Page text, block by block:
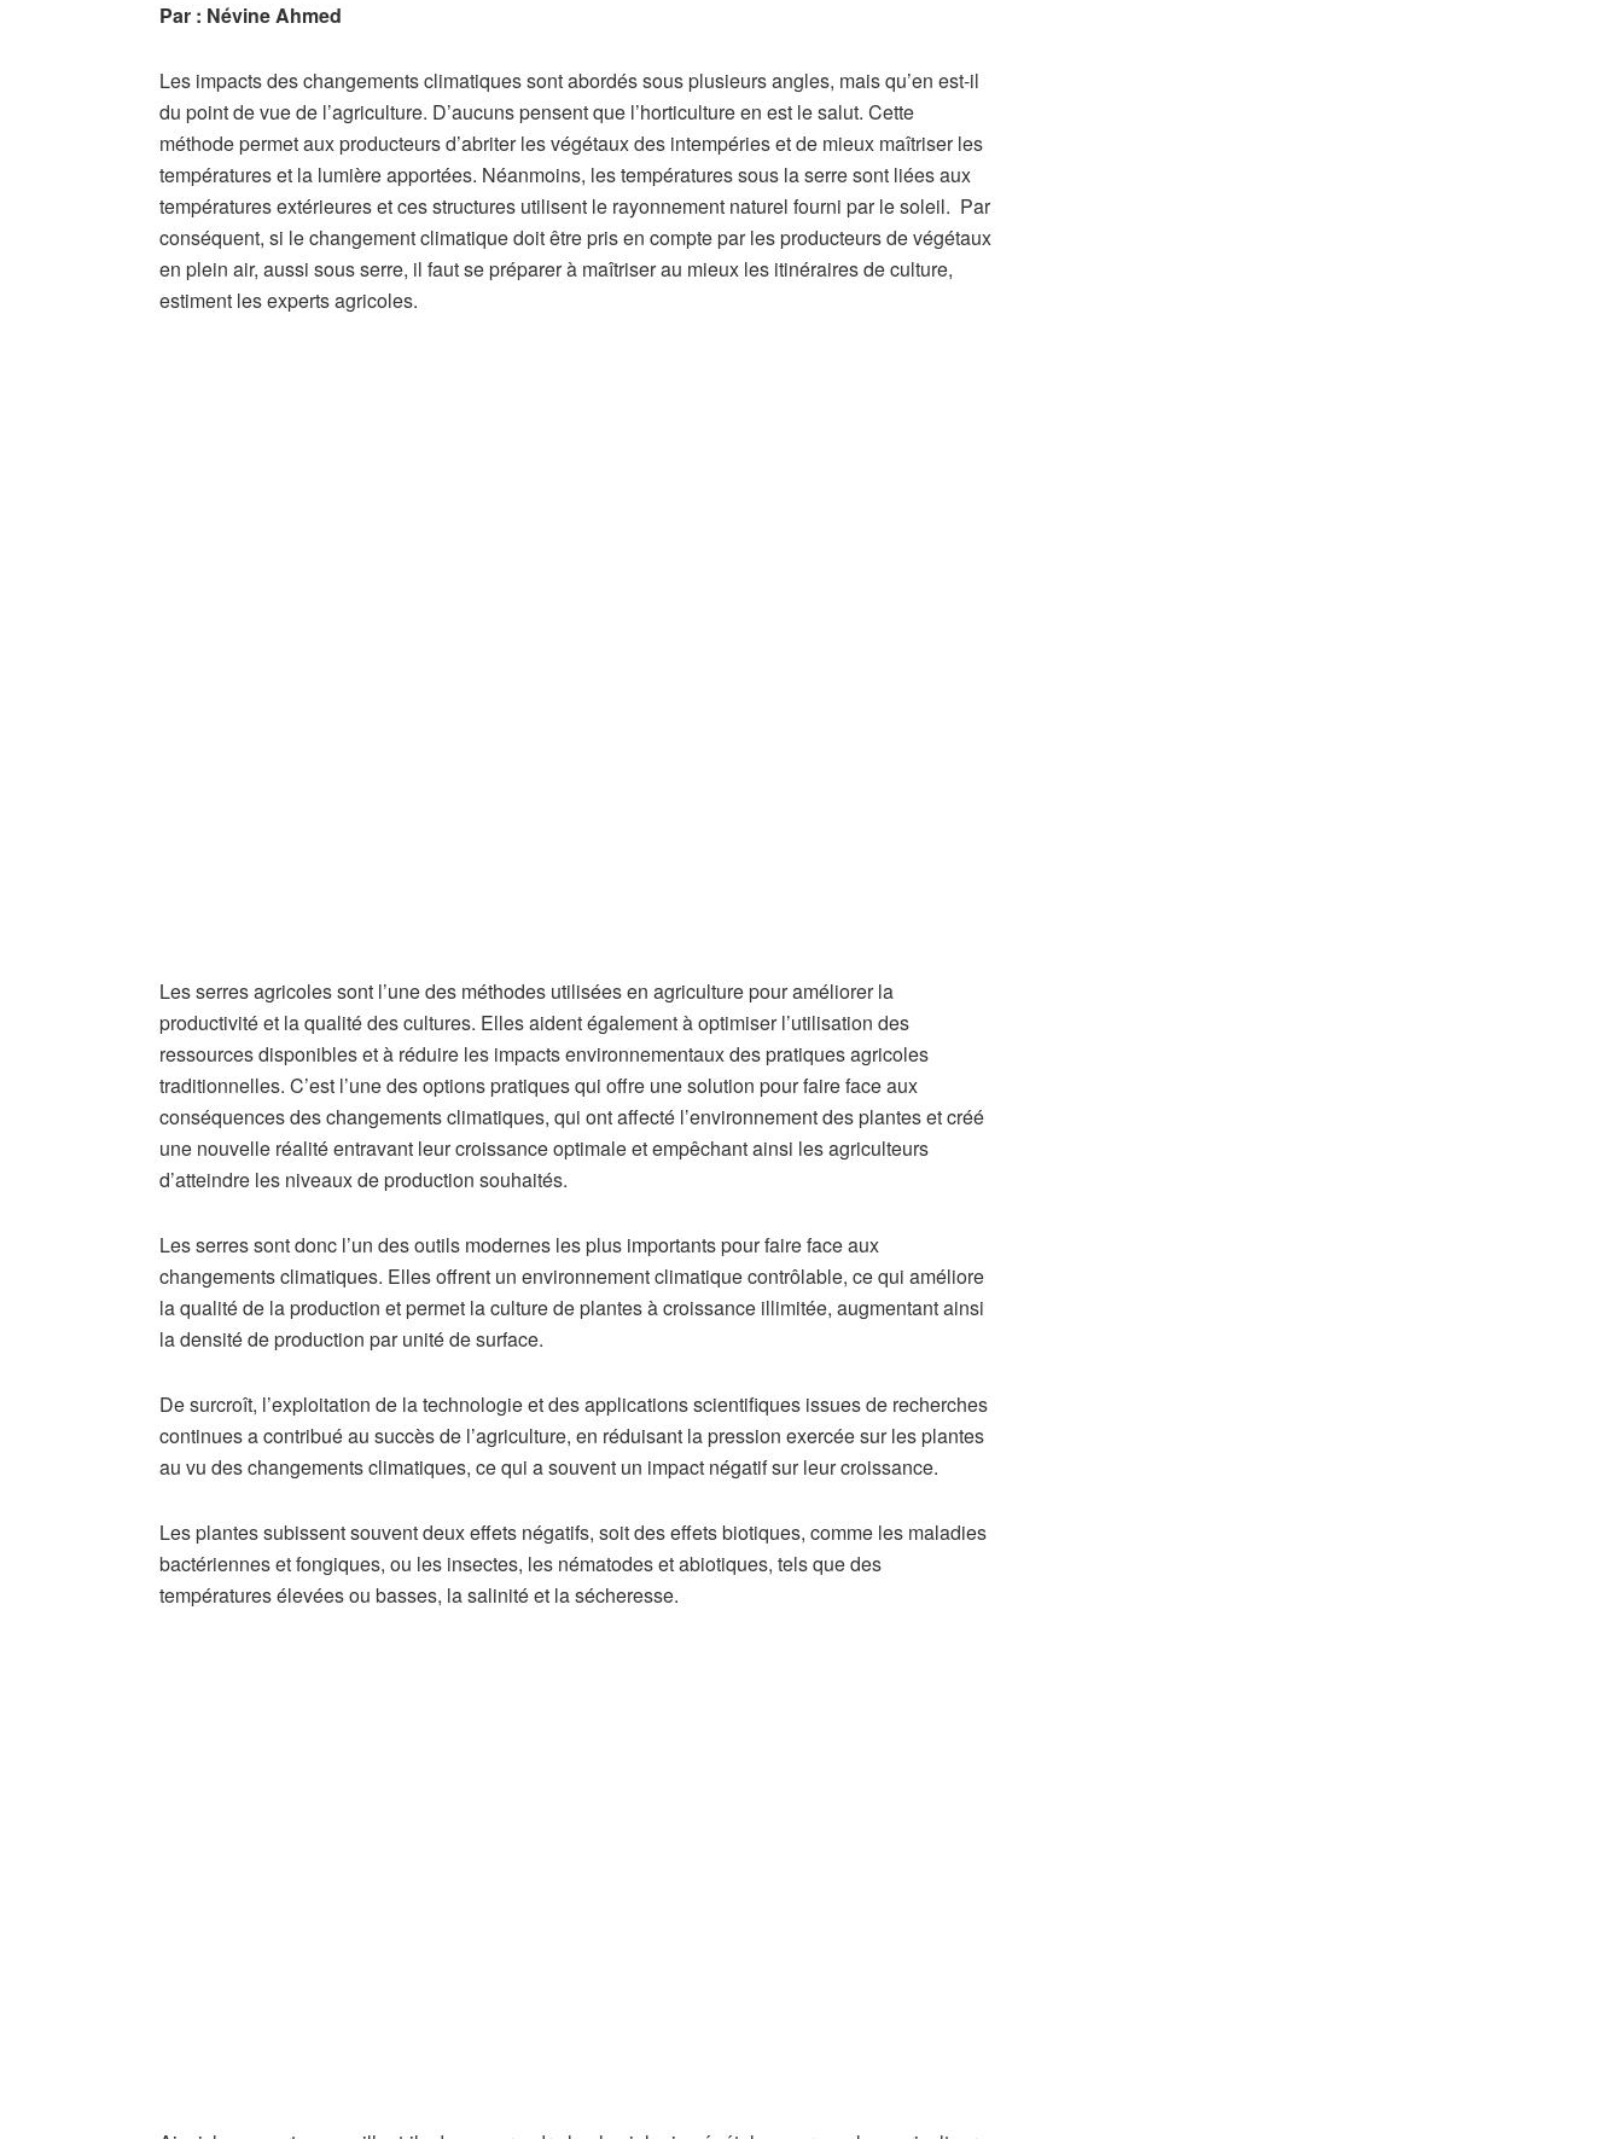
Par : Névine Ahmed
Les impacts des changements climatiques sont abordés sous plusieurs angles, mais qu’en est-il
du point de vue de l’agriculture. D’aucuns pensent que l’horticulture en est le salut. Cette
méthode permet aux producteurs d’abriter les végétaux des intempéries et de mieux maîtriser les
températures et la lumière apportées. Néanmoins, les températures sous la serre sont liées aux
températures extérieures et ces structures utilisent le rayonnement naturel fourni par le soleil. Par
conséquent, si le changement climatique doit être pris en compte par les producteurs de végétaux
en plein air, aussi sous serre, il faut se préparer à maîtriser au mieux les itinéraires de culture,
estiment les experts agricoles.
Les serres agricoles sont l’une des méthodes utilisées en agriculture pour améliorer la
productivité et la qualité des cultures. Elles aident également à optimiser l’utilisation des
ressources disponibles et à réduire les impacts environnementaux des pratiques agricoles
traditionnelles. C’est l’une des options pratiques qui offre une solution pour faire face aux
conséquences des changements climatiques, qui ont affecté l’environnement des plantes et créé
une nouvelle réalité entravant leur croissance optimale et empêchant ainsi les agriculteurs
d’atteindre les niveaux de production souhaités.
Les serres sont donc l’un des outils modernes les plus importants pour faire face aux
changements climatiques. Elles offrent un environnement climatique contrôlable, ce qui améliore
la qualité de la production et permet la culture de plantes à croissance illimitée, augmentant ainsi
la densité de production par unité de surface.
De surcroît, l’exploitation de la technologie et des applications scientifiques issues de recherches
continues a contribué au succès de l’agriculture, en réduisant la pression exercée sur les plantes
au vu des changements climatiques, ce qui a souvent un impact négatif sur leur croissance.
Les plantes subissent souvent deux effets négatifs, soit des effets biotiques, comme les maladies
bactériennes et fongiques, ou les insectes, les nématodes et abiotiques, tels que des
températures élevées ou basses, la salinité et la sécheresse.